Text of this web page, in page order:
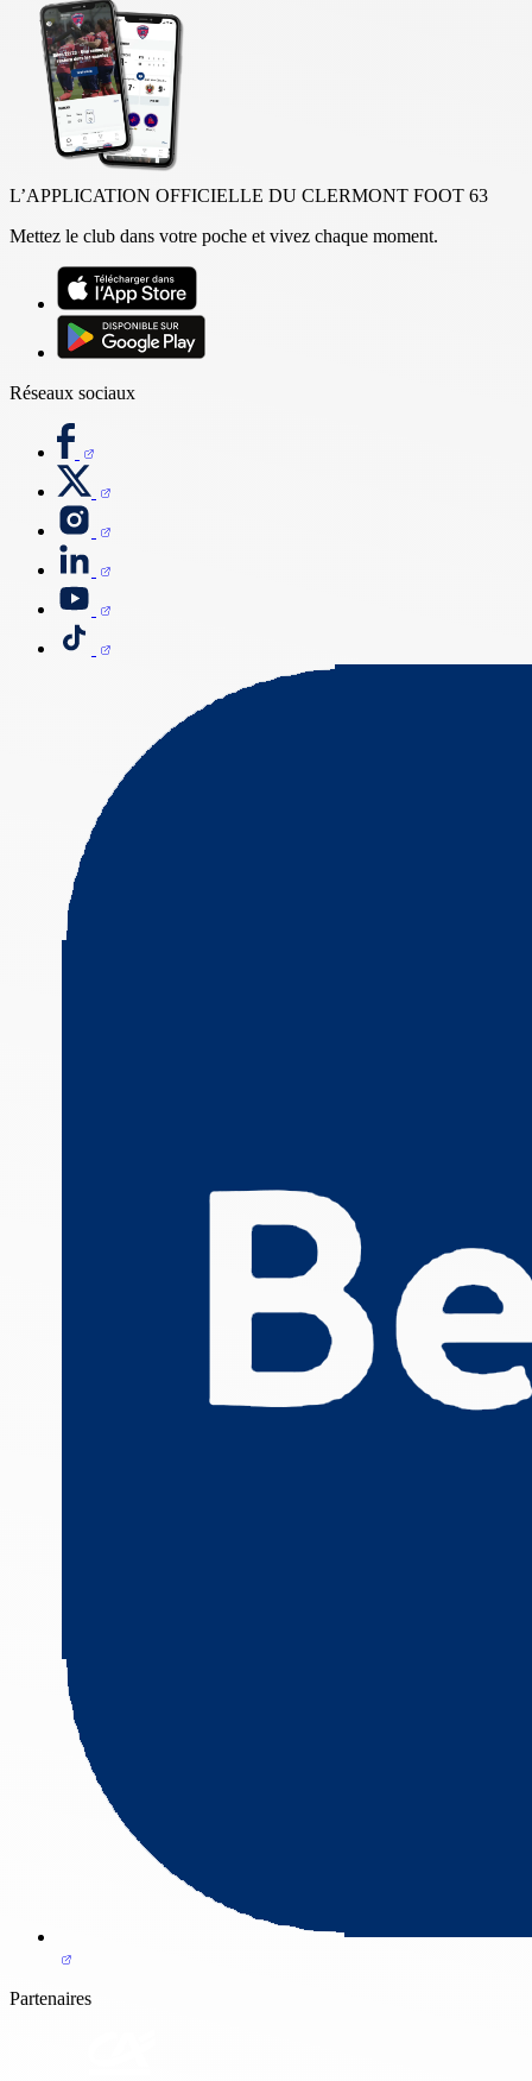
L’APPLICATION OFFICIELLE DU CLERMONT FOOT 63
Mettez le club dans votre poche et vivez chaque moment.
Réseaux sociaux
Partenaires